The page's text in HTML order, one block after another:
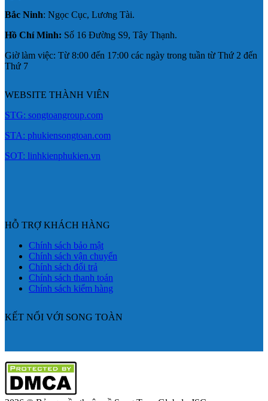
Bắc Ninh: Ngọc Cục, Lương Tài.
Hồ Chí Minh: Số 16 Đường S9, Tây Thạnh.
Giờ làm việc: Từ 8:00 đến 17:00 các ngày trong tuần từ Thứ 2 đến
Thứ 7
WEBSITE THÀNH VIÊN
STG: songtoangroup.com
STA: phukiensongtoan.com
SOT: linhkienphukien.vn
HỖ TRỢ KHÁCH HÀNG
Chính sách bảo mật
Chính sách vận chuyển
Chính sách đổi trả
Chính sách thanh toán
Chính sách kiểm hàng
KẾT NỐI VỚI SONG TOÀN